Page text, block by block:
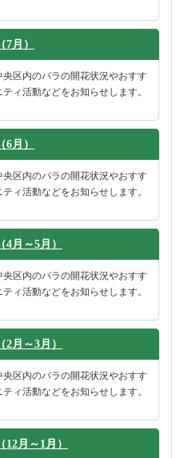
月）
区内のバラの開花状況やおすす
ィ活動などをお知らせします。
月）
区内のバラの開花状況やおすす
ィ活動などをお知らせします。
月～5月）
区内のバラの開花状況やおすす
ィ活動などをお知らせします。
月～3月）
区内のバラの開花状況やおすす
ィ活動などをお知らせします。
月～1月）